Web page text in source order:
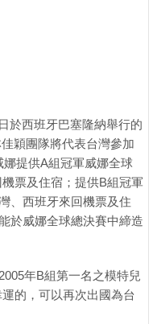
於西班牙巴塞隆納舉行的
穎團隊將代表台灣參加
提供A組冠軍威娜全球
票及住宿；提供B組冠軍
、西班牙來回機票及住
於威娜全球總決賽中締造
年B組第一名之模特兒
的，可以再次出國為台